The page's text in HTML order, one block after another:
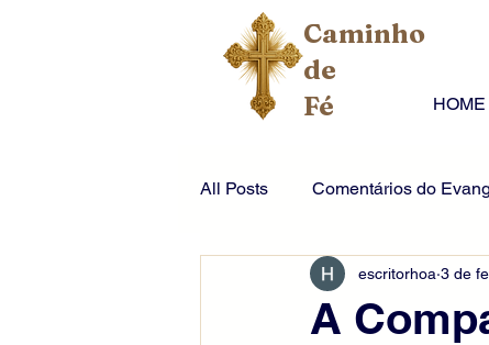
Caminho
de
Fé
HOME
All Posts Comentários do
A
escritorhoa 3 de